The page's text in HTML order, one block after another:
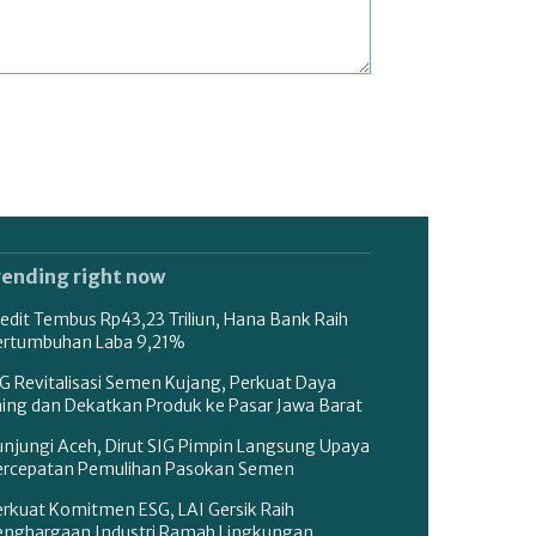
right now
Tembus Rp43,23 Triliun, Hana Bank Raih
Laba 9,21%
Revitalisasi Semen Kujang, Perkuat Daya
dan Dekatkan Produk ke Pasar Jawa Barat
Aceh, Dirut SIG Pimpin Langsung Upaya
Pemulihan Pasokan Semen
Komitmen ESG, LAI Gersik Raih